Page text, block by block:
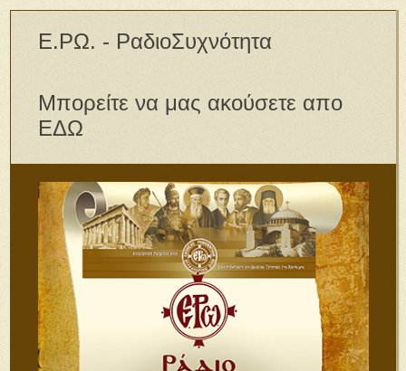
Ε.ΡΩ. - ΡαδιοΣυχνότητα
Μπορείτε να μας ακούσετε απο
ΕΔΩ